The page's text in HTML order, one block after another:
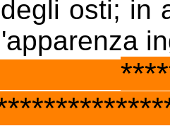
osti; in